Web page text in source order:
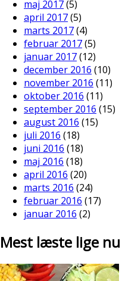
maj 2017(5)
april 2017(5)
marts 2017(4)
februar 2017(5)
januar 2017(12)
december 2016 (10)
november 2016 (11)
oktober 2016 (11)
september 2016 (15)
august 2016 (15)
juli 2016 (18)
juni 2016 (18)
maj 2016 (18)
april 2016 (20)
marts 2016 (24)
februar 2016 (17)
januar 2016 (2)
Mest læste lige nu